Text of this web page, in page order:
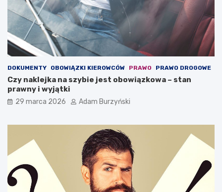
g
a
,
t
ó
r
a
c
r
o
h
o
w
ć
?
DOKUMENTY OBOWIĄZKI KIEROWCÓW PRAWO PRAWO DROGOWE
Czy naklejka na szybie jest obowiązkowa – stan
prawny i wyjątki
29 marca 2026 Adam Burzyński